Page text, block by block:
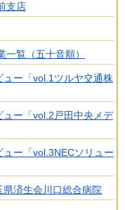
支店
覧（五十音順）
ー「vol.1ツルヤ交通株
ー「vol.2戸田中央メデ
ー「vol.3NECソリュー
済生会川口総合病院